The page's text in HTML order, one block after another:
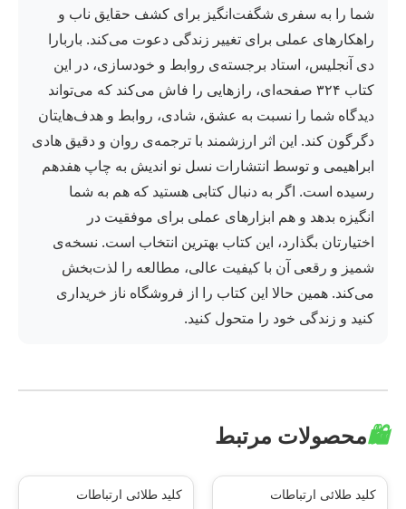
شما را به سفری شگفت‌انگیز برای کشف حقایق ناب و
راهکارهای عملی برای تغییر زندگی دعوت می‌کند. باربارا
دی آنجلیس، استاد برجسته‌ی روابط و خودسازی، در این
کتاب ۳۲۴ صفحه‌ای، رازهایی را فاش می‌کند که می‌تواند
دیدگاه شما را نسبت به عشق، شادی، روابط و هدف‌هایتان
دگرگون کند. این اثر ارزشمند با ترجمه‌ی روان و دقیق هادی
ابراهیمی و توسط انتشارات نسل نو اندیش به چاپ هفدهم
رسیده است. اگر به دنبال کتابی هستید که هم به شما
انگیزه بدهد و هم ابزارهای عملی برای موفقیت در
اختیارتان بگذارد، این کتاب بهترین انتخاب است. نسخه‌ی
شمیز و رقعی آن با کیفیت عالی، مطالعه را لذت‌بخش
می‌کند. همین حالا این کتاب را از فروشگاه ناز خریداری
کنید و زندگی خود را متحول کنید.
🛍️محصولات مرتبط
کلید طلائی ارتباطات کلید طلائی ارتباطات